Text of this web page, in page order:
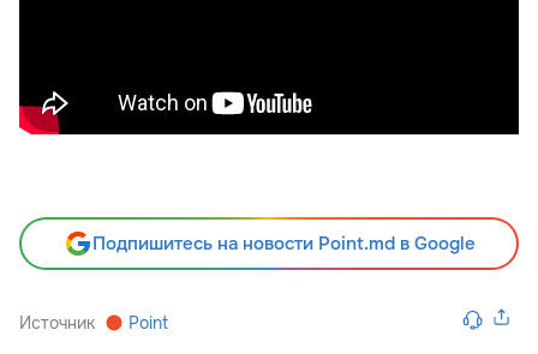
Подпишитесь на новости Point.md в Google
Источник Point